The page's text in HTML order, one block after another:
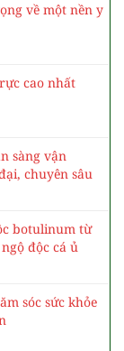
về một nền y
cao nhất
sàng vận
chuyên sâu
botulinum từ
độc cá ủ
sóc sức khỏe